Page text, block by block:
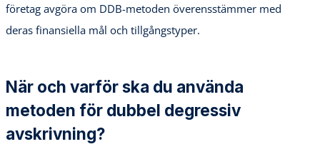
företag avgöra om DDB-metoden överensstämmer med
deras finansiella mål och tillgångstyper.
När och varför ska du använda
metoden för dubbel degressiv
avskrivning?